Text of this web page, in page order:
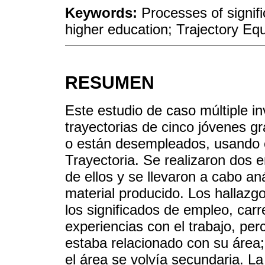
Keywords: Processes of
higher education; Trajectory
RESUMEN
Este estudio de caso múltiple
trayectorias de cinco jóvenes
o están desempleados,
Trayectoria. Se realizaron dos
de ellos y se llevaron a cabo
material producido. Los
los significados de empleo,
experiencias con el trabajo,
estaba relacionado con su
el área se volvía secundaria.